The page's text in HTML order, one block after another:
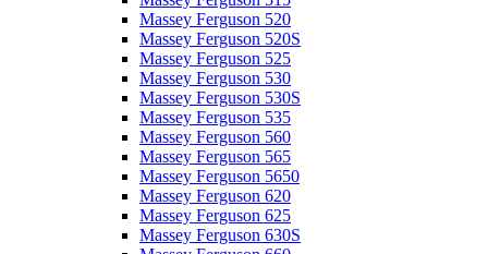
Massey Ferguson 520
Massey Ferguson 520S
Massey Ferguson 525
Massey Ferguson 530
Massey Ferguson 530S
Massey Ferguson 535
Massey Ferguson 560
Massey Ferguson 565
Massey Ferguson 5650
Massey Ferguson 620
Massey Ferguson 625
Massey Ferguson 630S